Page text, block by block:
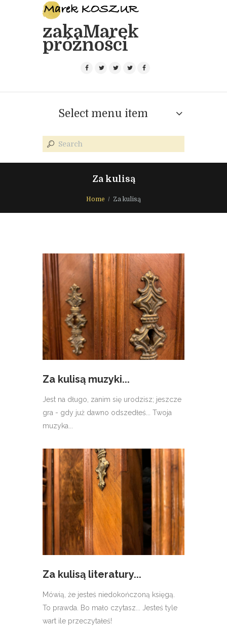
zakaMarek
próżności
Select menu item
Za kulisą
Home Za kulisą
Za kulisą muzyki...
Jest na długo, zanim się urodzisz; jeszcze
gra - gdy już dawno odszedłeś... Twoja
muzyka...
Za kulisą literatury...
Mówią, że jesteś niedokończoną księgą.
To prawda. Bo mało czytasz... Jesteś tyle
wart ile przeczytałeś!